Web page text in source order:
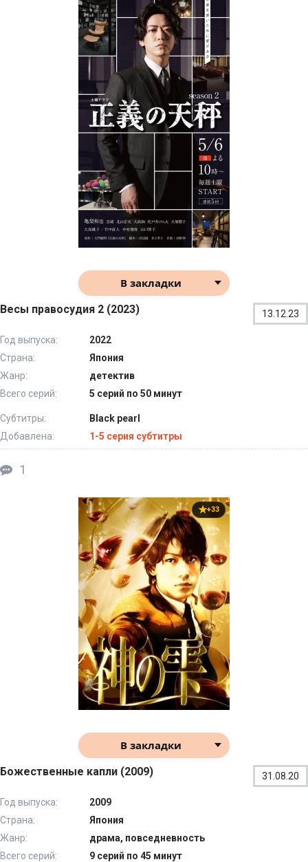
В закладки
Весы правосудия 2 (2023) 13.12.23
Год выпуска:
2022
Страна:
Япония
Жанр:
детектив
Всего серий:
5 серий по 50 минут
Субтитры:
Black pearl
Добавлена:
1-5 серия субтитры
1
+33
В закладки
Божественные капли (2009) 31.08.20
Год выпуска:
2009
Страна:
Япония
Жанр:
драма, повседневность
Всего серий:
9 серий по 45 минут